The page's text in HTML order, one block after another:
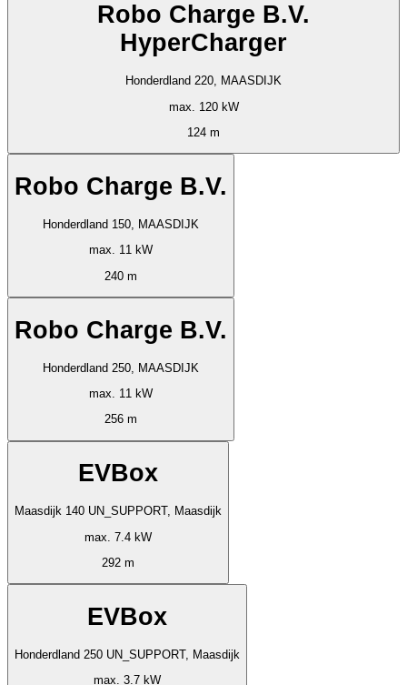
Robo Charge B.V.
HyperCharger
Honderdland 220, MAASDIJK
max. 120 kW
124 m
Robo Charge B.V.
Honderdland 150, MAASDIJK
max. 11 kW
240 m
Robo Charge B.V.
Honderdland 250, MAASDIJK
max. 11 kW
256 m
EVBox
Maasdijk 140 UN_SUPPORT, Maasdijk
max. 7.4 kW
292 m
EVBox
Honderdland 250 UN_SUPPORT, Maasdijk
max. 3.7 kW